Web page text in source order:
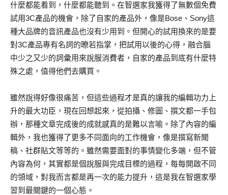
什麼都能看到，什麼都能聽到。在智選家我獲得了無數個免費
試用3C產品的機會，除了自家的產品外，像是Bose、Sony這
種大品牌的音訊產品也沒有少用到。但開心的試用換來的是要
對3C產品專有名詞的暸若指掌，把試用以後的心得，融合腦
中少之又少的詞彙用來說服消費者，自家的產品到底有什麼特
殊之處，值得他們去購買。
雖然說得好像很痛苦，但這些過程才是真的讓我的編輯功力上
升的最大功臣，現在回想起來，從拍攝、修圖、撰文都一手包
辦，那種文章完成後的成就感真的是難以言喻。除了內容的編
輯外，我也獲得了更多不同面向的工作機會，像是撰寫新聞
稿、社群貼文等等的。雖然需要面對的事情變化多端，但不管
內容為何，其實都是個說服與完成目標的過程，每每開啟不同
的領域，對我而言都是再一次的能力提升，這是我在智選家學
習到最關鍵的一個心態。